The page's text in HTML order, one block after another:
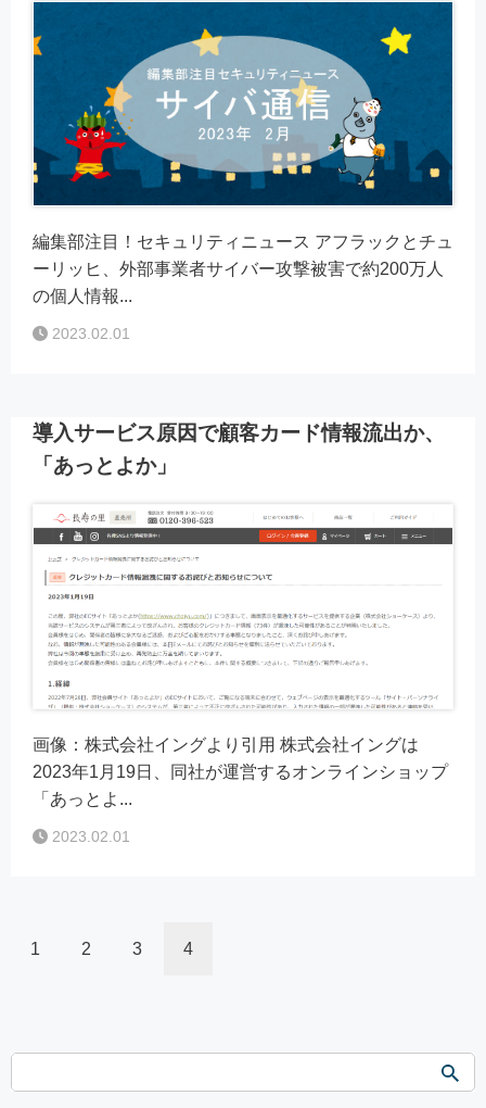
編集部注目！セキュリティニュース アフラックとチュ
ーリッヒ、外部事業者サイバー攻撃被害で約200万人
の個人情報...
2023.02.01
導入サービス原因で顧客カード情報流出か、
「あっとよか」
画像：株式会社イングより引用 株式会社イングは
2023年1月19日、同社が運営するオンラインショップ
「あっとよ...
2023.02.01
1 2 3 4